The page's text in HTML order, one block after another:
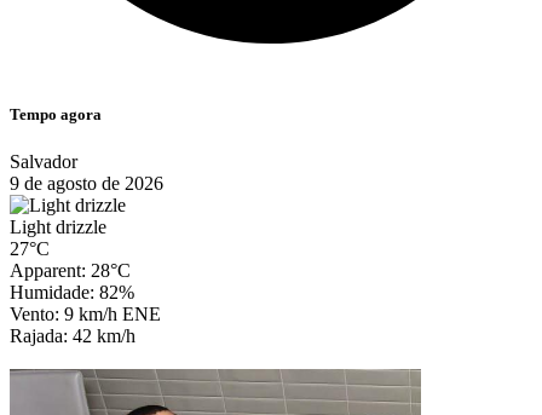
Tempo agora
Salvador
9 de agosto de 2026
Light drizzle
27°C
Apparent: 28°C
Humidade: 82%
Vento: 9 km/h ENE
Rajada: 42 km/h